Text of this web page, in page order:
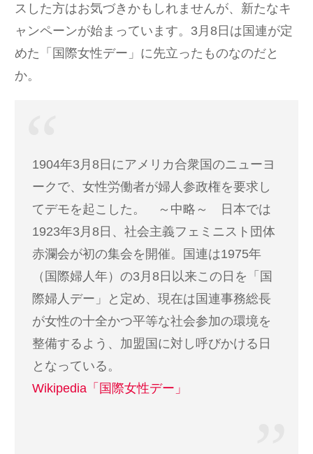
スした方はお気づきかもしれませんが、新たなキ
ャンペーンが始まっています。3月8日は国連が定
めた「国際女性デー」に先立ったものなのだと
か。
1904年3月8日にアメリカ合衆国のニューヨ
ークで、女性労働者が婦人参政権を要求し
てデモを起こした。 ～中略～ 日本では
1923年3月8日、社会主義フェミニスト団体
赤瀾会が初の集会を開催。国連は1975年
（国際婦人年）の3月8日以来この日を「国
際婦人デー」と定め、現在は国連事務総長
が女性の十全かつ平等な社会参加の環境を
整備するよう、加盟国に対し呼びかける日
となっている。
Wikipedia「国際女性デー」